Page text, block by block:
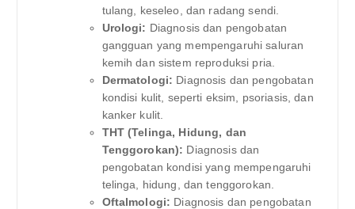
tulang, keseleo, dan radang sendi.
Urologi: Diagnosis dan pengobatan
gangguan yang mempengaruhi saluran
kemih dan sistem reproduksi pria.
Dermatologi: Diagnosis dan pengobatan
kondisi kulit, seperti eksim, psoriasis, dan
kanker kulit.
THT (Telinga, Hidung, dan
Tenggorokan): Diagnosis dan
pengobatan kondisi yang mempengaruhi
telinga, hidung, dan tenggorokan.
Oftalmologi: Diagnosis dan pengobatan